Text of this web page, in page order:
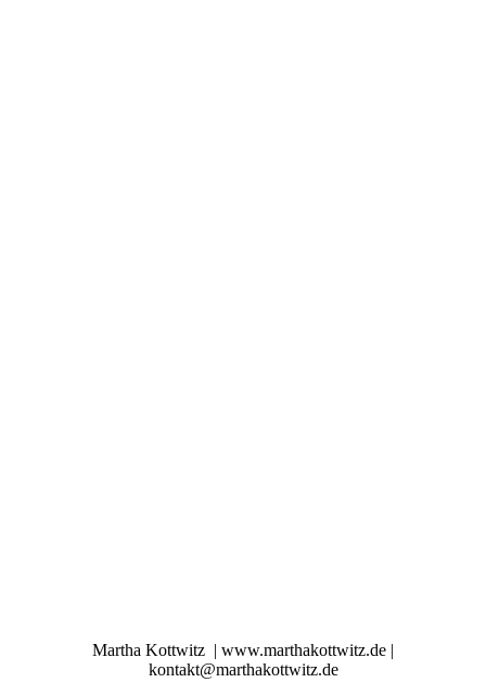
Martha Kottwitz | www.marthakottwitz.de |
kontakt@marthakottwitz.de